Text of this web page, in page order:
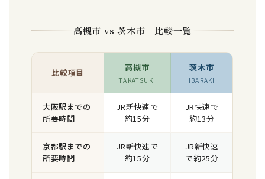
高槻市 vs 茨木市 比較一覧
比較項目 高槻市
TAKATSUKI
茨木市
IBARAKI
大阪駅までの
所要時間
JR新快速で
約15分
JR快速で
約13分
京都駅までの
所要時間
JR新快速で
約15分
JR新快速
で約25分